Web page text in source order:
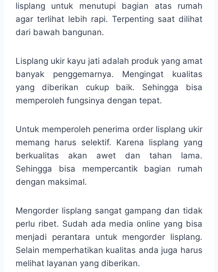
lisplang untuk menutupi bagian atas rumah
agar terlihat lebih rapi. Terpenting saat dilihat
dari bawah bangunan.
Lisplang ukir kayu jati adalah produk yang amat
banyak penggemarnya. Mengingat kualitas
yang diberikan cukup baik. Sehingga bisa
memperoleh fungsinya dengan tepat.
Untuk memperoleh penerima order lisplang ukir
memang harus selektif. Karena lisplang yang
berkualitas akan awet dan tahan lama.
Sehingga bisa mempercantik bagian rumah
dengan maksimal.
Mengorder lisplang sangat gampang dan tidak
perlu ribet. Sudah ada media online yang bisa
menjadi perantara untuk mengorder lisplang.
Selain memperhatikan kualitas anda juga harus
melihat layanan yang diberikan.